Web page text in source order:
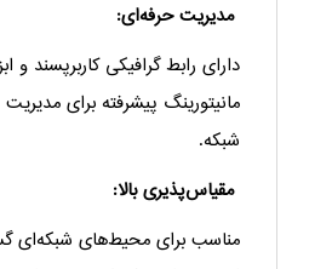
مدیریت حرفه‌ای:
دارای رابط گرافیکی کاربرپسند و
مانیتورینگ پیشرفته برای
شبکه.
مقیاس‌پذیری بالا:
مناسب برای محیط‌های شبکه‌ای